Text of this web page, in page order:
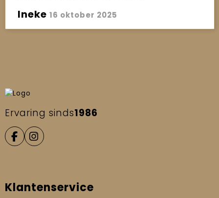
Ineke 16 oktober 2025
Ervaring sinds1986
Klantenservice